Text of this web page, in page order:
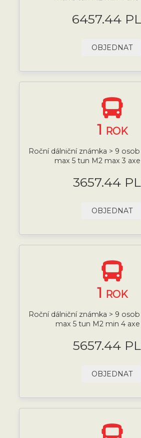
6457.44
OBJEDNAT
1 ROK
Roční dálniční známka > 9
max 5 tun M2 max 3 axe
3657.44
OBJEDNAT
1 ROK
Roční dálniční známka > 9
max 5 tun M2 min 4 axe
5657.44
OBJEDNAT